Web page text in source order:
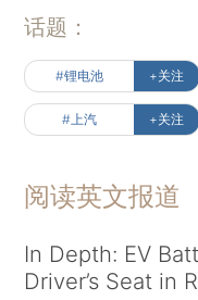
话题：
#锂电池 +关注
#上汽 +关注
阅读英文报道
In Depth: EV
Driver’s Seat in